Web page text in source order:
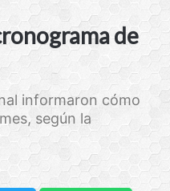
de
informaron cómo
según la